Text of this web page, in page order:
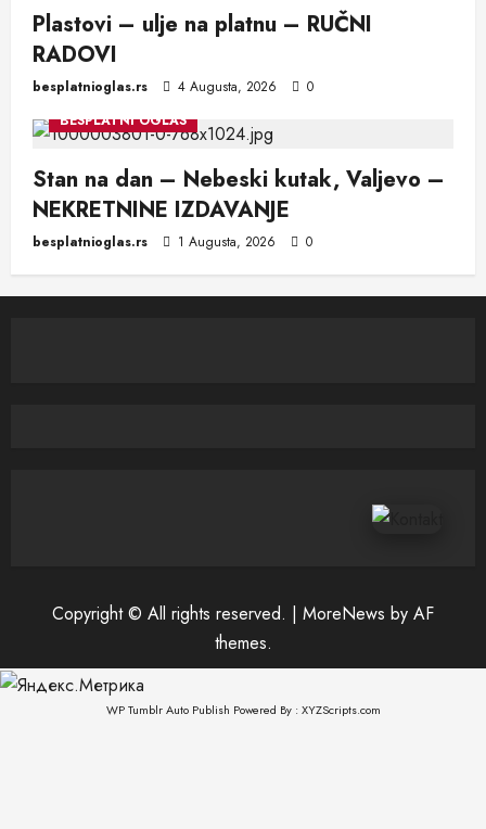
Plastovi – ulje na platnu – RUČNI
RADOVI
besplatnioglas.rs 4 Augusta, 2026
0
BESPLATNI OGLAS
Stan na dan – Nebeski kutak, Valjevo –
NEKRETNINE IZDAVANJE
besplatnioglas.rs 1 Augusta, 2026 0
Copyright © All rights reserved. | MoreNews by AF
themes.
WP Tumblr Auto Publish Powered By : XYZScripts.com